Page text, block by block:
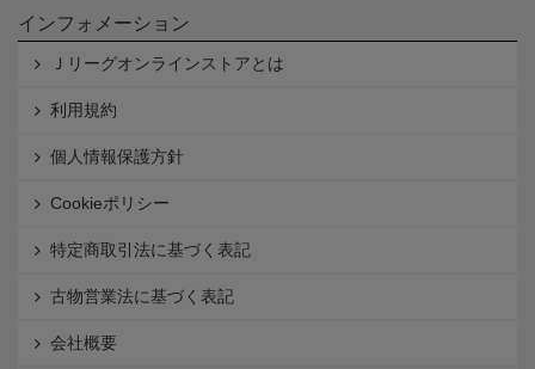
インフォメーション
Ｊリーグオンラインストアとは
利用規約
個人情報保護方針
Cookieポリシー
特定商取引法に基づく表記
古物営業法に基づく表記
会社概要